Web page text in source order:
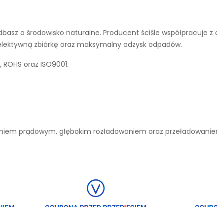
o środowisko naturalne. Producent ściśle współpracuje z
zbiórkę oraz maksymalny odzysk odpadów.
oraz ISO9001.
prądowym, głębokim rozładowaniem oraz